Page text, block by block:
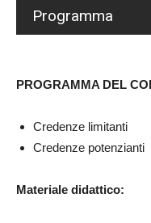
Programma
PROGRAMMA DEL
Credenze limitanti
Credenze potenzianti
Materiale didattico: